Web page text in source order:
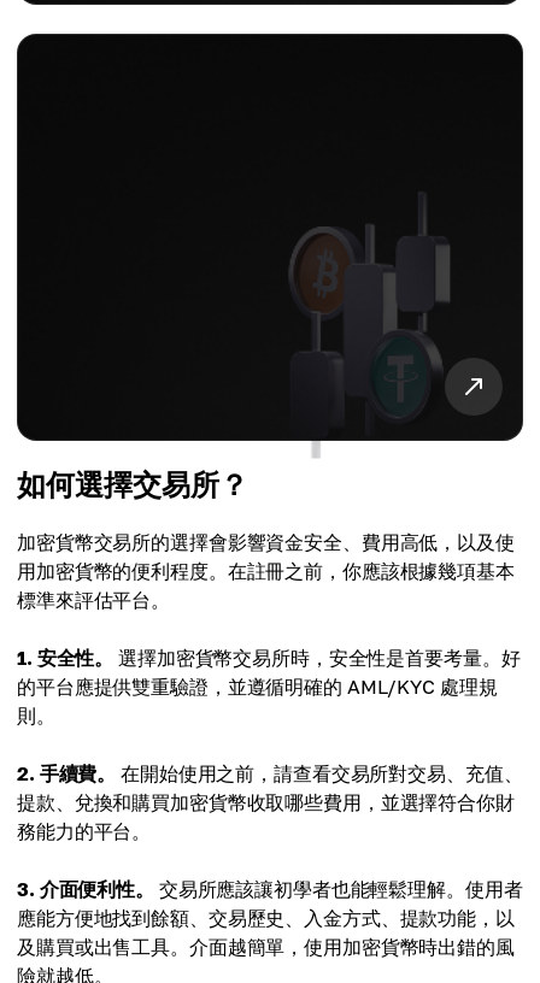
如何選擇交易所？
加密貨幣交易所的選擇會影響資金安全、費用高低，以及使
用加密貨幣的便利程度。在註冊之前，你應該根據幾項基本
標準來評估平台。
1. 安全性。
選擇加密貨幣交易所時，安全性是首要考量。好
的平台應提供雙重驗證，並遵循明確的 AML/KYC 處理規
則。
2. 手續費。
在開始使用之前，請查看交易所對交易、充值、
提款、兌換和購買加密貨幣收取哪些費用，並選擇符合你財
務能力的平台。
3. 介面便利性。
交易所應該讓初學者也能輕鬆理解。使用者
應能方便地找到餘額、交易歷史、入金方式、提款功能，以
及購買或出售工具。介面越簡單，使用加密貨幣時出錯的風
險就越低。